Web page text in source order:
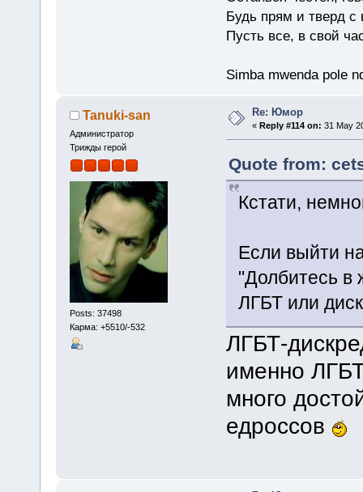
Будь прям и тверд с
Пусть все, в свой
Simba mwenda pole
Tanuki-san
Администратор
Трижды герой
Posts: 37498
Карма: +5510/-532
Re: Юмор
« Reply #114 on: 31 May
Quote from:
Кстати,
Если выйти
"Долбитесь в
ЛГБТ или
ЛГБТ-
именно
много
едроссов